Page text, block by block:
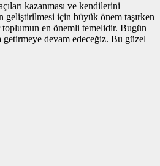
kazanması ve kendilerini
geliştirilmesi için büyük önem taşırken
toplumun en önemli temelidir. Bugün
devam edeceğiz. Bu güzel